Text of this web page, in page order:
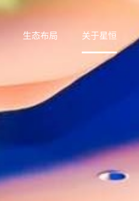
生态布局 关于星恒